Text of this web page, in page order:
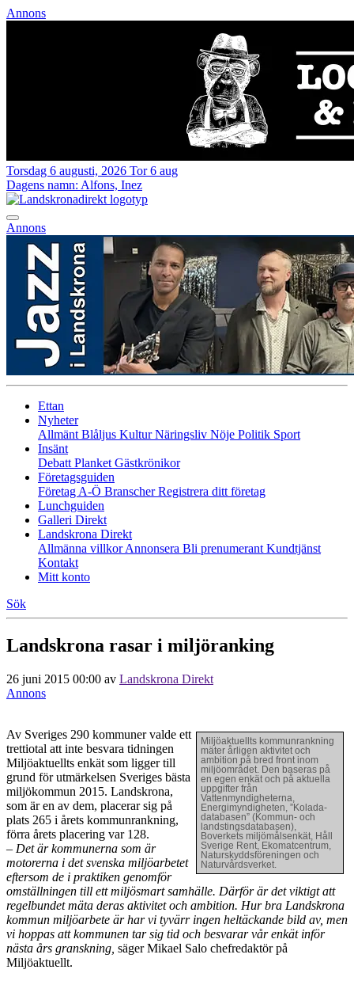
Annons
Torsdag 6 augusti, 2026 Tor 6 aug
Dagens namn: Alfons, Inez
Annons
Ettan
Nyheter
Allmänt Blåljus KulturNäringsliv Nöje Politik Sport
Insänt
Debatt Planket Gästkrönikor
Företagsguiden
Företag A-Ö BranscherRegistrera ditt företag
Lunchguiden
Galleri Direkt
Landskrona Direkt
Allmänna villkorAnnonsera Bli prenumerant Kundtjänst
Kontakt
Mitt konto
Sök
Landskrona rasar i miljöranking
26 juni 2015 00:00 av Landskrona Direkt
Annons
Miljöaktuellts kommunrankning
mäter årligen aktivitet och
ambition på bred front inom
miljöområdet. Den baseras på
en egen enkät och på aktuella
uppgifter från
Vattenmyndigheterna,
Energimyndigheten, ”Kolada-
databasen” (Kommun- och
landstingsdatabasen),
Boverkets miljömålsenkät, Håll
Sverige Rent, Ekomatcentrum,
Naturskyddsföreningen och
Naturvårdsverket.
Av Sveriges 290 kommuner valde ett
trettiotal att inte besvara tidningen
Miljöaktuellts enkät som ligger till
grund för utmärkelsen Sveriges bästa
miljökommun 2015. Landskrona,
som är en av dem, placerar sig på
plats 265 i årets kommunrankning,
förra årets placering var 128.
– Det är kommunerna som är
motorerna i det svenska miljöarbetet
eftersom de i praktiken genomför
omställningen till ett miljösmart samhälle. Därför är det viktigt att
regelbundet mäta deras aktivitet och ambition. Hur bra Landskrona
kommun miljöarbete är har vi tyvärr ingen heltäckande bild av, men
vi hoppas att kommunen tar sig tid och besvarar vår enkät inför
nästa års granskning, säger Mikael Salo chefredaktör på
Miljöaktuellt.